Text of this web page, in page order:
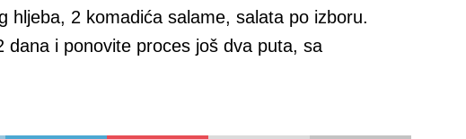
hljeba, 2 komadića salame, salata po izboru.
dana i ponovite proces još dva puta, sa